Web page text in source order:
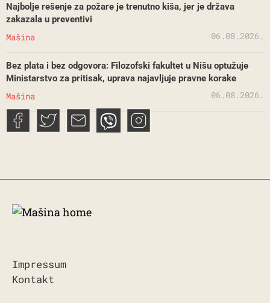
Najbolje rešenje za požare je trenutno kiša, jer je država
zakazala u preventivi
Mašina 06.08.2026.
Bez plata i bez odgovora: Filozofski fakultet u Nišu optužuje
Ministarstvo za pritisak, uprava najavljuje pravne korake
Mašina 06.08.2026.
Impressum
Kontakt